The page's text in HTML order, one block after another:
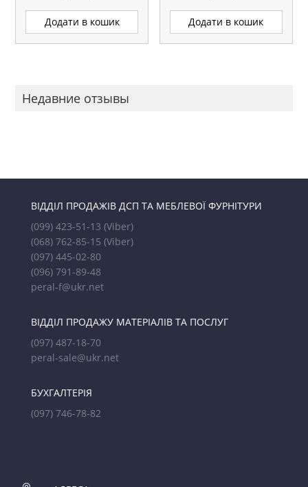
Додати в кошик Додати в кошик
Недавние отзывы
ВІДДІЛ ПРОДАЖІВ ДСП ТА МЕБЛЕВОЇ ФУРНІТУРИ
(099) 423-51-13 (Viber)
(068) 762-85-15 (Viber)
(097) 445-02-80
(096) 791-89-48
peral-f@ukr.net
ВІДДІЛ ПРОДАЖУ МАТЕРІАЛІВ ТА ПОСЛУГ
(097) 487-18-70
peral-sale@ukr.net
БУХГАЛТЕРІЯ
(097) 746-78-82